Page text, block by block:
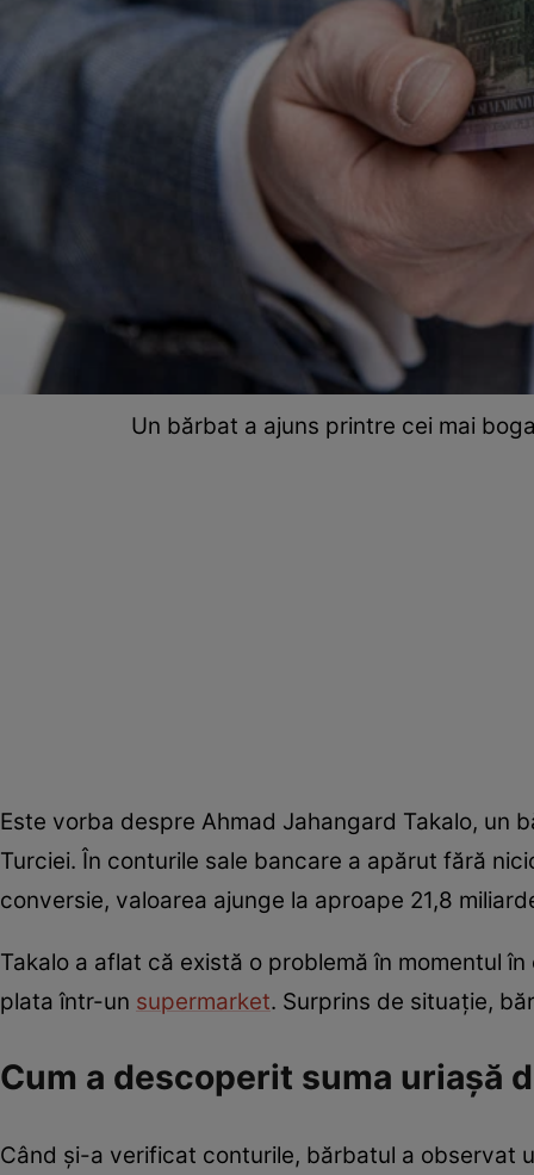
Un bărbat a ajuns printre cei mai
Este vorba despre Ahmad Jahangard Takalo, un
Turciei. În conturile sale bancare a apărut fără
conversie, valoarea ajunge la aproape 21,8
Takalo a aflat că există o problemă în momentul
plata într-un supermarket. Surprins de situație,
Cum a descoperit suma uriașă
Când și-a verificat conturile, bărbatul a observat